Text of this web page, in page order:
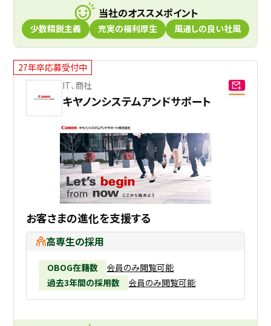
当社のオススメポイント
少数精鋭主義 充実の福利厚生 風通しの良い社風
27年卒応募受付中
IT、商社
キヤノンシステムアンドサポート
お客さまの進化を支援する
高専生の採用
OBOG在籍数
会員のみ閲覧可能
過去3年間の採用数
会員のみ閲覧可能